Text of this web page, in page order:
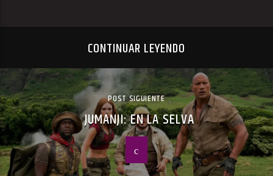
CONTINUAR LEYENDO
POST SIGUIENTE
JUMANJI: EN LA SELVA